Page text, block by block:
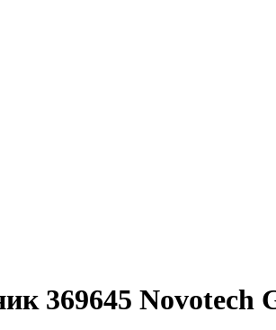
369645 Novotech